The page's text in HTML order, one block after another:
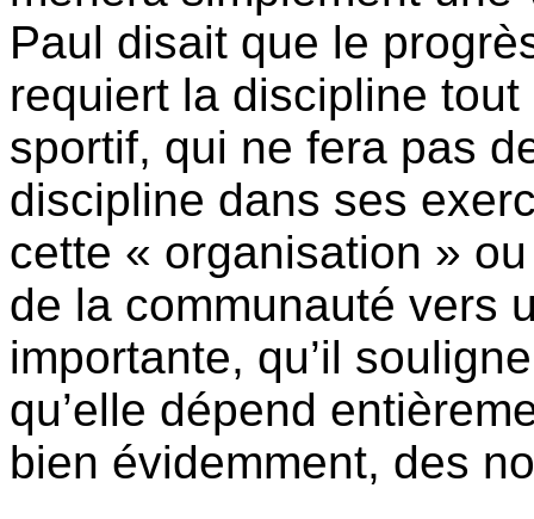
Paul disait que le
requiert la discipline tout
sportif, qui ne fera pas
discipline dans ses
cette « organisation »
de la communauté vers
importante, qu’il
qu’elle dépend
bien évidemment, des